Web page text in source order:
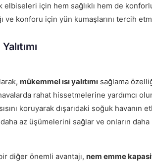
elbiseleri için hem sağlıklı hem de
ve konforu için yün kumaşlarını tercih
mükemmel ısı yalıtımı sağlama
rahat hissetmelerine yardımcı
koruyarak dışarıdaki soğuk havanın
daha az üşümelerini sağlar ve onların
diğer önemli avantajı, nem emme